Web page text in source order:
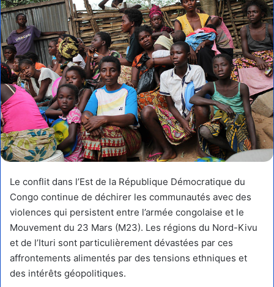
Le conflit dans l’Est de la République Démocratique du
Congo continue de déchirer les communautés avec des
violences qui persistent entre l’armée congolaise et le
Mouvement du 23 Mars (M23). Les régions du Nord-Kivu
et de l’Ituri sont particulièrement dévastées par ces
affrontements alimentés par des tensions ethniques et
des intérêts géopolitiques.